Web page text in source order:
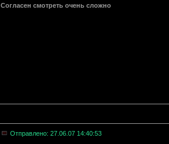
Согласен смотреть очень сложно
Отправлено: 27.06.07 14:40:53